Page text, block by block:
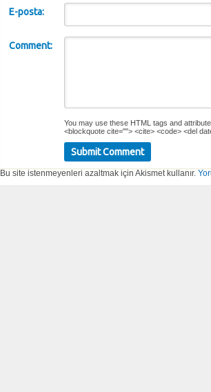
E-posta:
Comment:
You may use these HTML tags and
<blockquote cite=""> <cite> <code> <del
Bu site istenmeyenleri azaltmak için Akismet kullanır.